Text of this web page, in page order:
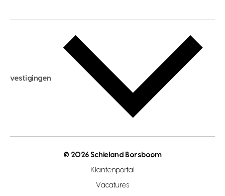
aankoopadvies
verkoopadvies
hypotheekadvies
hypotheek berekenen
maximale hypotheek berekenen
hypotheek bespaarcheck
gratis zoekprofiel aanmaken
open woningwaarde dag
vestigingen
makelaar regio zoetermeer
© 2026 Schieland Borsboom
Klantenportal
Vacatures